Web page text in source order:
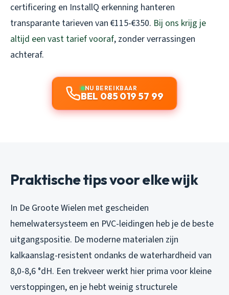
certificering en InstallQ erkenning hanteren
transparante tarieven van €115-€350. Bij ons krijg je
altijd een vast tarief vooraf, zonder verrassingen
achteraf.
NU BEREIKBAAR
BEL 085 019 57 99
Praktische tips voor elke wijk
In De Groote Wielen met gescheiden
hemelwatersysteem en PVC-leidingen heb je de beste
uitgangspositie. De moderne materialen zijn
kalkaanslag-resistent ondanks de waterhardheid van
8,0-8,6 °dH. Een trekveer werkt hier prima voor kleine
verstoppingen, en je hebt weinig structurele